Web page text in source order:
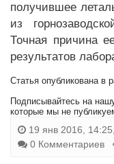
получившее
из
Точная причина
результатов
Статья опубликована в
Подписывайтесь на
которые мы не
19 янв 2016, 14:25,
0 Комментариев